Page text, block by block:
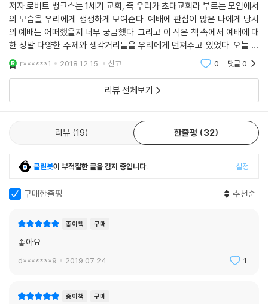
글을 살펴보면 도움을 받는 경우가 잦다는 것이었다. 브리스가가 돌아오
자, 아굴라는 두루마리에서 금방 그 부분을 찾아 읽어주었다. 바울은 대체
로 현 상태에 만족하고 그것을 바꾸지 말라고 조언했다. 종으로 있는 사람
은 자신의 종 됨을 남을 섬길 기회로 여기라는 것이다. 우리의 위치가 어떠
하든, 그것이 바로 우리 모두의 기본 책임이기 때문이다. 그러나 자유를 얻
을 기회가 생기거든, 다른 사람들처럼 자유인 되기를 주저하지 말라고 했
다. 새로운 상황에 바르게 접근한다면, 실제로는 남들을 도울 새로운 방법
게 종이며, 종들도 본질적인 면에서는 실제로 자유인임을 기억하라고 말했
다. 이러한 조언으로 토론은 확실히 더 생산적인 방향으로 전환되었고, 나
판단한 근거를 중심으로 돌아갔다. 자유를 얻음으로써 루시아는 어떤 방식
바울이 제시한 원칙에서 예외를 적용해야 하는 특수 상황은 없는지 등에
사람들은 아리스도불로의 제안에 대해 더 긍정적 태도로 생각을 모으는 것
같았다. 그러나 분명히 루시아에게는깊이 생각해 볼 문제가 더 남아 있었
다. 그는 그렇게 말하면서, 다음 순서를 위해 브리스가를 도와야 한다며 자
저자 로버트 뱅크스는 1세기 교회, 즉 우리가 초대교회라 부르는 모임에서
의 모습을 우리에게 생생하게 보여준다. 예배에 관심이 많은 나에게 당시
의 예배는 어떠했을지 너무 궁금했다. 그리고 이 작은 책 속에서 예배에 대
한 정말 다양한 주제와 생각거리들을 우리에게 던져주고 있었다. 오늘 한
국교회의 예배는, 특히 대형교회의 예배는 화려하고 웅장하기는 하지만,
마치 큰 공장에서
r******1 2018.12.15. 신고 0 댓글0
리뷰 전체보기
리뷰 19 한줄평 32
클린봇이 부적절한 글을 감지 중입니다. 설정
구매한줄평 추천순
종이책 구매
좋아요
d*******9 2019.07.24. 1
종이책 구매